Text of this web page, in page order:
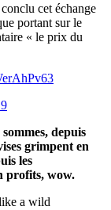
cet échange
portant sur le
« le prix du
depuis
grimpent en
les
profits, wow.
a wild